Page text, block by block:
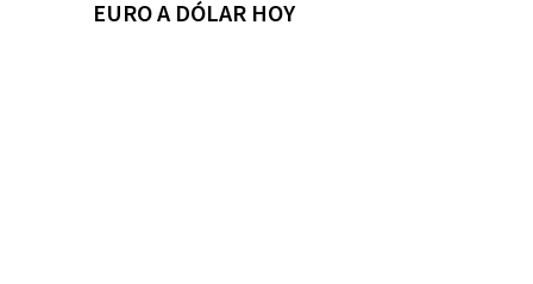
EURO A DÓLAR HOY